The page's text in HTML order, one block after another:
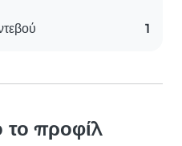
1
το προφίλ